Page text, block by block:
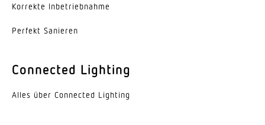
Erfassungswinkel
360 °
180 °
Unterkriechschutz
Korrekte Inbe­trieb­nahme
Perfekt Sanieren
Connected Lighting
Alles über Connected Lighting